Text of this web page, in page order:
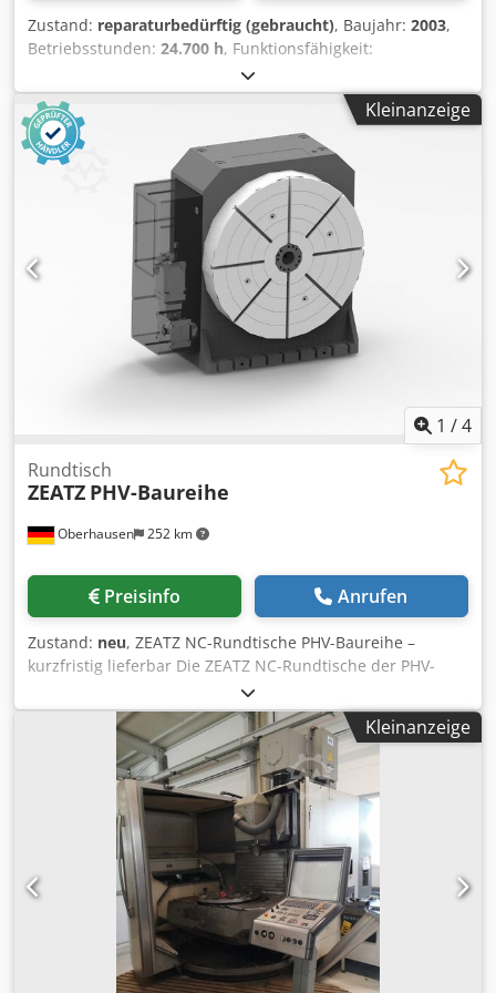
Zustand: reparaturbedürftig (gebraucht), Baujahr: 2003,
Betriebsstunden: 24.700 h, Funktionsfähigkeit:
eingeschränkt funktionsfähig, Baujahr 2003 NC-
Aufsatzrundtisch C-Achse Ø800x620 Schwenkfräskopf B-
Achse 0-90° Verfahrweg X 1080 Y 710 Z 710 Steuerung
iTNC530 IKZ 40 bar Innenblasluft Außenkühlung Drehzahl
max. 12000 1/min Werkzeugaufnahme SK40
Werkzeugmagazin 32 Plätze Messtaster Infrarot
Heidenhain El. Handrad Heidenhain Rotierendes
Sichtfenster Rotoclear Späneförderer Credpfxjy Tadvj Am
Tsf Ölnebelabsaugung Kühlmittelanlage mit
Papierbandfilter Spänespülpistole Arbeitsraumleuchte
Aufspannbock (neben Aufsatzrundtisch) für längere
Werkstücke Bei der Maschine ist die Klemmung des
Fräskopfes undicht/defekt.
Kleinanzeige
1 /4
Oberhausen 252 km
Rundtisch
ZEATZ PHV-Baureihe
Preisinfo Anrufen
Zustand: neu, ZEATZ NC-Rundtische PHV-Baureihe –
kurzfristig lieferbar Die ZEATZ NC-Rundtische der PHV-
Baureihe stehen für höchste Präzision, Stabilität und
Flexibilität in der modernen Zerspanung. Ideal für
Positionier-, Dreh- und Simultanbearbeitungen in
unterschiedlichsten Anwendungen. Ihre Vorteile auf einen
Blick: ✔ Integration in bestehende Maschinen mit
HEIDENHAIN- oder SIEMENS-Steuerung ✔ Service &
technische Unterstützung direkt über JMT ✔ Individuelle
Ausführungen und kundenspezifische Lösungen ✔ Hohe
Tragfähigkeit für schwere Werkstücke Warum ZEATZ:
ZEATZ steht für innovative NC-Rundtischlösungen mit
höchster Präzision und Zuverlässigkeit. Durch robuste
Bauweise, spielfreie Antriebssysteme und modernste
Steuerungstechnik eignen sich die Rundtische ideal für
Kleinanzeige